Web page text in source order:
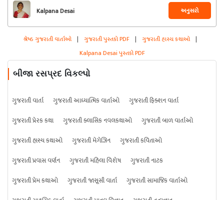
Kalpana Desai અનુસરો
શ્રેષ્ઠ ગુજરાતી વાર્તાઓ | ગુજરાતી પુસ્તકો PDF | ગુજરાતી હાસ્ય કથાઓ |
Kalpana Desai પુસ્તકો PDF
બીજા રસપ્રદ વિકલ્પો
ગુજરાતી વાર્તા ગુજરાતી આધ્યાત્મિક વાર્તાઓ
ગુજરાતી ફિક્શન વાર્તા
ગુજરાતી પ્રેરક કથા
ગુજરાતી ક્લાસિક નવલકથાઓ
ગુજરાતી બાળ વાર્તાઓ
ગુજરાતી હાસ્ય કથાઓ
ગુજરાતી મેગેઝિન
ગુજરાતી કવિતાઓ
ગુજરાતી પ્રવાસ વર્ણન
ગુજરાતી મહિલા વિશેષ
ગુજરાતી નાટક
ગુજરાતી પ્રેમ કથાઓ
ગુજરાતી જાસૂસી વાર્તા
ગુજરાતી સામાજિક વાર્તાઓ